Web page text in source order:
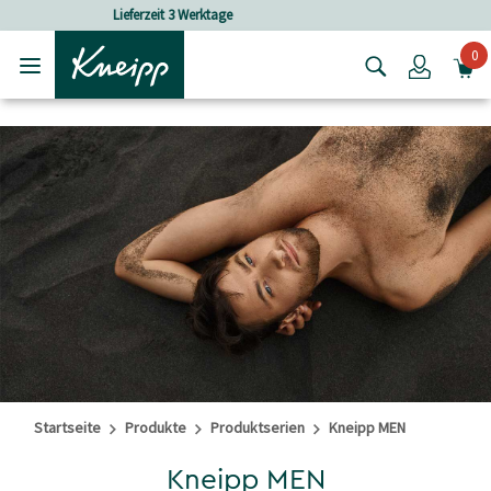
Skip to main content
Skip to footer contentVersandkostenfrei ab 30 € Bestellwert
Login0
Startseite Produkte Produktserien Kneipp MEN
Kneipp MEN